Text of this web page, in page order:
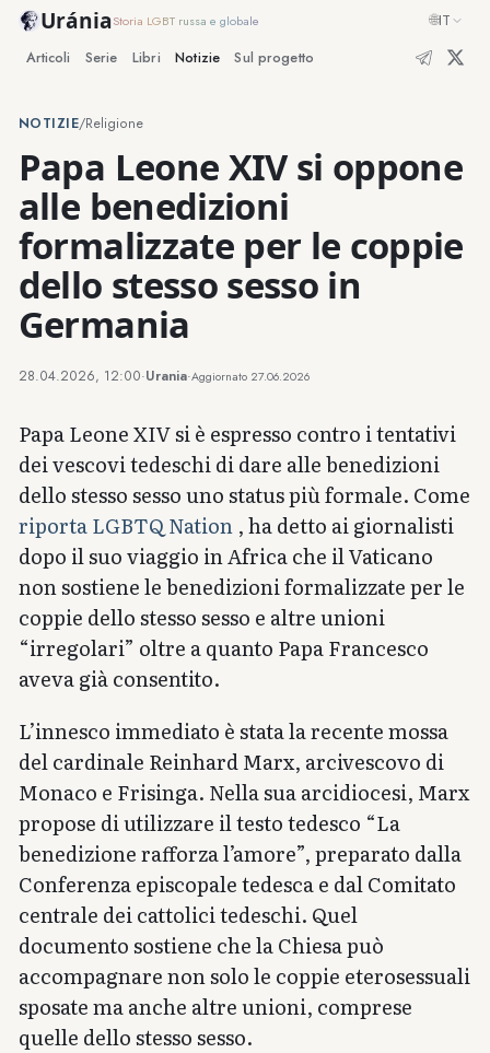
UrániaStoria LGBT russa e globale 🌐IT
Articoli Serie Libri Notizie Sul progetto
NOTIZIE/Religione
Papa Leone XIV si oppone
alle benedizioni
formalizzate per le coppie
dello stesso sesso in
Germania
28.04.2026, 12:00·Urania·Aggiornato 27.06.2026
Papa Leone XIV si è espresso contro i tentativi
dei vescovi tedeschi di dare alle benedizioni
dello stesso sesso uno status più formale. Come
riporta LGBTQ Nation, ha detto ai giornalisti
dopo il suo viaggio in Africa che il Vaticano
non sostiene le benedizioni formalizzate per le
coppie dello stesso sesso e altre unioni
“irregolari” oltre a quanto Papa Francesco
aveva già consentito.
L’innesco immediato è stata la recente mossa
del cardinale Reinhard Marx, arcivescovo di
Monaco e Frisinga. Nella sua arcidiocesi, Marx
propose di utilizzare il testo tedesco “La
benedizione rafforza l’amore”, preparato dalla
Conferenza episcopale tedesca e dal Comitato
centrale dei cattolici tedeschi. Quel
documento sostiene che la Chiesa può
accompagnare non solo le coppie eterosessuali
sposate ma anche altre unioni, comprese
quelle dello stesso sesso.